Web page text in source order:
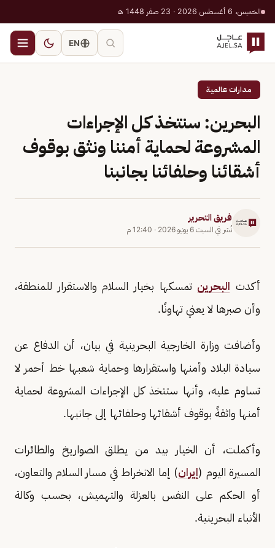
الخميس، 6 أغسطس 2026 · 23 صفر 1448 هـ
EN
مدارات عالمية
البحرين: سنتخذ كل الإجراءات
المشروعة لحماية أمننا ونثق بوقوف
أشقائنا وحلفائنا بجانبنا
فريق التحرير
نُشر في السبت 6 يونيو 2026 · 12:40 م
أكدت البحرين تمسكها بخيار السلام والاستقرار للمنطقة،
وأن صبرها لا يعني تهاونًا.
وأضافت وزارة الخارجية البحرينية في بيان، أن الدفاع عن
سيادة البلاد وأمنها واستقرارها وحماية شعبها خط أحمر لا
تساوم عليه، وأنها ستتخذ كل الإجراءات المشروعة لحماية
أمنها واثقةً بوقوف أشقائها وحلفائها إلى جانبها.
وأكملت، أن الخيار بيد من يطلق الصواريخ والطائرات
المسيرة اليوم (إيران) إما الانخراط في مسار السلام والتعاون،
أو الحكم على النفس بالعزلة والتهميش، بحسب وكالة
الأنباء البحرينية.